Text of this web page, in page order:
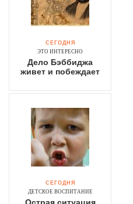
СЕГОДНЯ
ЭТО ИНТЕРЕСНО
Дело Бэббиджа
живет и побеждает
СЕГОДНЯ
ДЕТСКОЕ ВОСПИТАНИЕ